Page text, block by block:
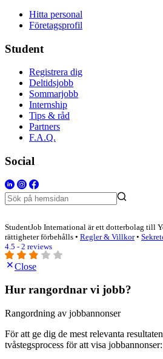
Hitta personal
Företagsprofil
Student
Registrera dig
Deltidsjobb
Sommarjobb
Internship
Tips & råd
Partners
F.A.Q.
Social
StudentJob International är ett dotterbolag till
rättigheter förbehålls • Regler & Villkor•
4.5 - 2 reviews
Close
Hur rangordnar vi jobb?
Rangordning av jobbannonser
För att ge dig de mest relevanta
tvåstegsprocess för att visa jobbannonser: